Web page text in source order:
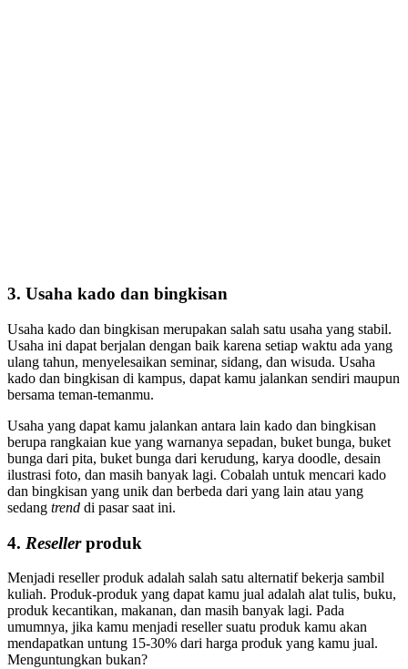
3. Usaha kado dan bingkisan
Usaha kado dan bingkisan merupakan salah satu usaha yang stabil.
Usaha ini dapat berjalan dengan baik karena setiap waktu ada yang
ulang tahun, menyelesaikan seminar, sidang, dan wisuda. Usaha
kado dan bingkisan di kampus, dapat kamu jalankan sendiri maupun
bersama teman-temanmu.
Usaha yang dapat kamu jalankan antara lain kado dan bingkisan
berupa rangkaian kue yang warnanya sepadan, buket bunga, buket
bunga dari pita, buket bunga dari kerudung, karya doodle, desain
ilustrasi foto, dan masih banyak lagi. Cobalah untuk mencari kado
dan bingkisan yang unik dan berbeda dari yang lain atau yang
sedang trend di pasar saat ini.
4. Resellerproduk
Menjadi reseller produk adalah salah satu alternatif bekerja sambil
kuliah. Produk-produk yang dapat kamu jual adalah alat tulis, buku,
produk kecantikan, makanan, dan masih banyak lagi. Pada
umumnya, jika kamu menjadi reseller suatu produk kamu akan
mendapatkan untung 15-30% dari harga produk yang kamu jual.
Menguntungkan bukan?